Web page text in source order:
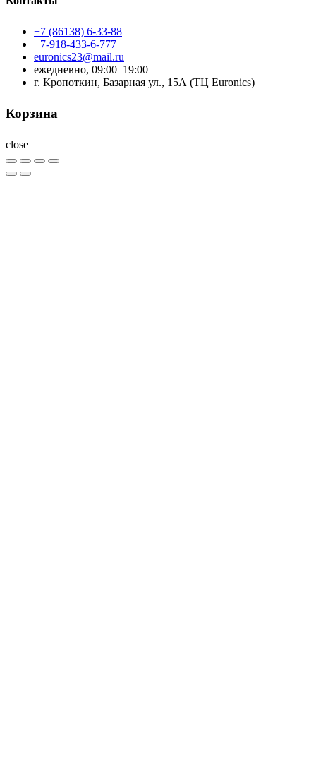
+7 (86138) 6-33-88
+7-918-433-6-777
euronics23@mail.ru
ежедневно, 09:00–19:00
г. Кропоткин, Базарная ул., 15А (ТЦ Euronics)
Корзина
close